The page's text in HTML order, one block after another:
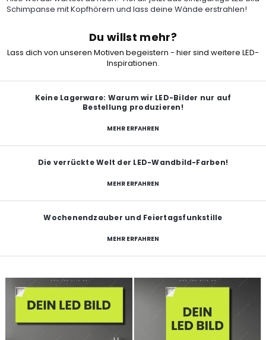
Schimpanse mit Kopfhörern und lass deine Wände erstrahlen!
Du willst mehr?
Lass dich von unseren Motiven begeistern - hier sind weitere LED-
Inspirationen.
Keine Lagerware: Warum wir LED-Bilder nur auf
Bestellung produzieren!
MEHR ERFAHREN
Die verrückte Welt der LED-Wandbild-Farben!
MEHR ERFAHREN
Wochenendzauber und Feiertagsfunkstille
MEHR ERFAHREN